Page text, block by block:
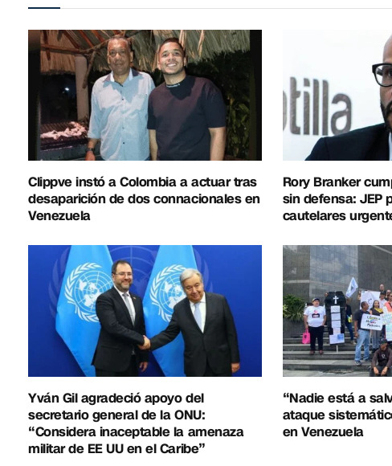
Clippve instó a Colombia a actuar tras
desaparición de dos connacionales en
Venezuela
Rory Branker
sin defensa: JEP
cautelares
Yván Gil agradeció apoyo del
secretario general de la ONU:
“Considera inaceptable la amenaza
militar de EE UU en el Caribe”
“Nadie está a
ataque
en Venezuela